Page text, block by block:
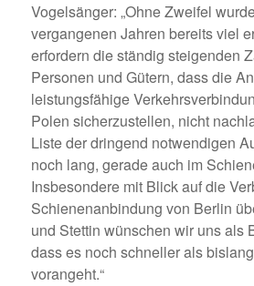
Vogelsänger: „Ohne Zweifel
vergangenen Jahren bereits viel
erfordern die ständig steigenden
Personen und Gütern, dass die
leistungsfähige
Polen sicherzustellen, nicht
Liste der dringend notwendigen
noch lang, gerade auch im
Insbesondere mit Blick auf die
Schienenanbindung von Berlin
und Stettin wünschen wir uns als
dass es noch schneller als
vorangeht.“